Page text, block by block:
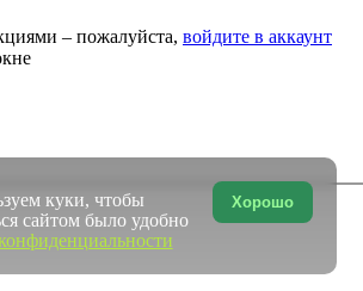
– пожалуйста, войдите в аккаунт
Хорошо
куки, чтобы
сайтом было удобно